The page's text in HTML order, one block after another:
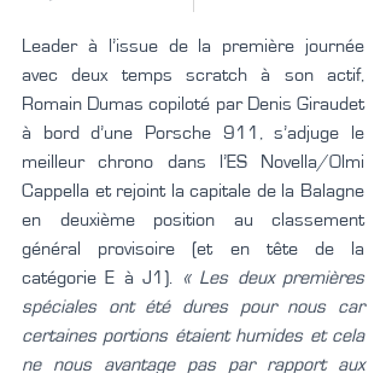
Leader à l’issue de la première journée
avec deux temps scratch à son actif,
Romain Dumas copiloté par Denis Giraudet
à bord d’une Porsche 911, s’adjuge le
meilleur chrono dans l’ES Novella/Olmi
Cappella et rejoint la capitale de la Balagne
en deuxième position au classement
général provisoire (et en tête de la
catégorie E à J1).
« Les deux premières
spéciales ont été dures pour nous car
certaines portions étaient humides et cela
ne nous avantage pas par rapport aux